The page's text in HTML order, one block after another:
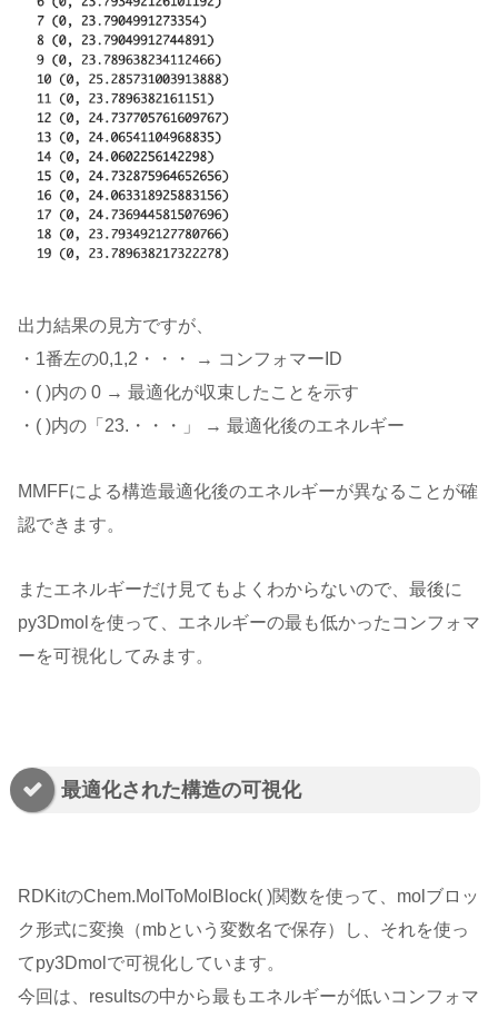
出力結果の見方ですが、
・1番左の0,1,2・・・ → コンフォマーID
・( )内の 0 → 最適化が収束したことを示す
・( )内の「23.・・・」 → 最適化後のエネルギー
MMFFによる構造最適化後のエネルギーが異なることが確
認できます。
またエネルギーだけ見てもよくわからないので、最後に
py3Dmolを使って、エネルギーの最も低かったコンフォマ
ーを可視化してみます。
最適化された構造の可視化
RDKitのChem.MolToMolBlock( )関数を使って、molブロッ
ク形式に変換（mbという変数名で保存）し、それを使っ
てpy3Dmolで可視化しています。
今回は、resultsの中から最もエネルギーが低いコンフォマ